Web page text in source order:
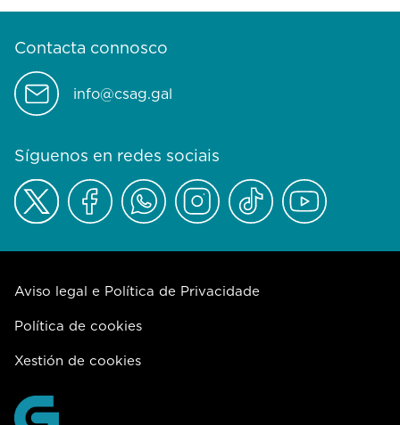
Contacta connosco
info@csag.gal
Síguenos en redes sociais
Aviso legal e Política de Privacidade
Política de cookies
Xestión de cookies